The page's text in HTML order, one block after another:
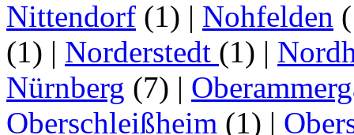
Nittendorf (1) | Nohfelden
(1) | Norderstedt (1) |
Nürnberg (7) |
Oberschleißheim (1) |